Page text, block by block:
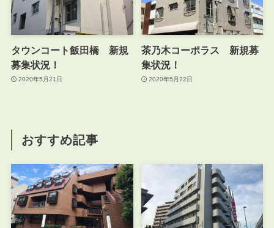
タウンコート飯田橋 新規
募集状況！
2020年5月21日
茶乃木コーポラス 新規募
集状況！
2020年5月22日
おすすめ記事